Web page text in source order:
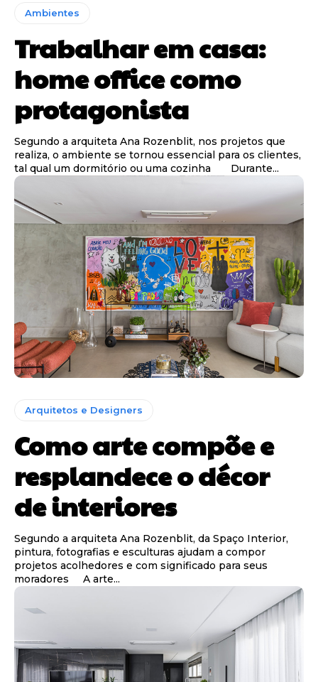
Ambientes
Trabalhar em casa:
home office como
protagonista
Segundo a arquiteta Ana Rozenblit, nos projetos que
realiza, o ambiente se tornou essencial para os clientes,
tal qual um dormitório ou uma cozinha Durante...
Arquitetos e Designers
Como arte compõe e
resplandece o décor
de interiores
Segundo a arquiteta Ana Rozenblit, da Spaço Interior,
pintura, fotografias e esculturas ajudam a compor
projetos acolhedores e com significado para seus
moradores A arte...